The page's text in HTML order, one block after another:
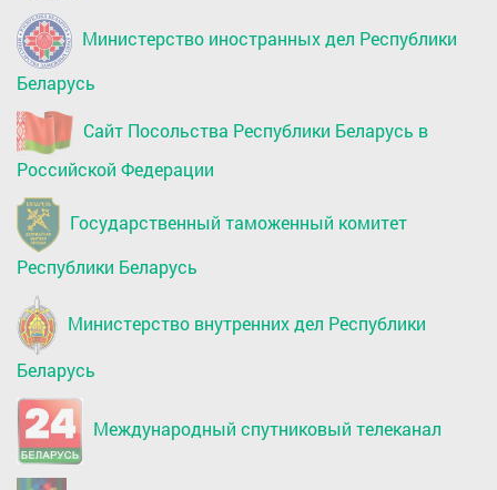
Министерство иностранных дел Республики
Беларусь
Сайт Посольства Республики Беларусь в
Российской Федерации
Государственный таможенный комитет
Республики Беларусь
Министерство внутренних дел Республики
Беларусь
Международный спутниковый телеканал